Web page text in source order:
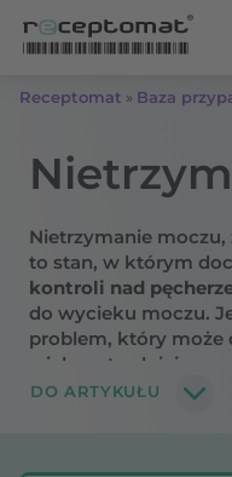
Receptomat » Baza
Nietrzymanie
to stan, w którym
kontroli nad
do wycieku moczu.
problem, który może
wieku, utrudniając
zwłaszczaosobom
DO ARTYKUŁU